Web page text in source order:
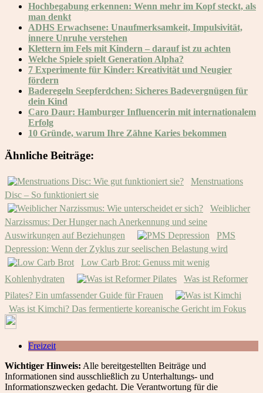
Hochbegabung erkennen: Wenn mehr im Kopf steckt, als
man denkt
ADHS Erwachsene: Unaufmerksamkeit, Impulsivität,
innere Unruhe verstehen
Klettern im Fels mit Kindern – darauf ist zu achten
Welche Spiele spielt Generation Alpha?
7 Experimente für Kinder: Kreativität und Neugier
fördern
Baderegeln Seepferdchen: Sicheres Badevergnügen für
dein Kind
Caro Daur: Hamburger Influencerin mit internationalem
Erfolg
10 Gründe, warum Ihre Zähne Karies bekommen
Ähnliche Beiträge:
Menstruations
Disc – So funktioniert sie
Weiblicher
Narzissmus: Der Hunger nach Anerkennung und seine
Auswirkungen auf Beziehungen
PMS
Depression: Wenn der Zyklus zur seelischen Belastung wird
Low Carb Brot: Genuss mit wenig
Kohlenhydraten
Was ist Reformer
Pilates? Ein umfassender Guide für Frauen
Was ist Kimchi? Das fermentierte koreanische Gericht im Fokus
Freizeit
Wichtiger Hinweis: Alle bereitgestellten Beiträge und
Informationen sind ausschließlich zu Unterhaltungs- und
Informationszwecken gedacht. Die Verantwortung für die